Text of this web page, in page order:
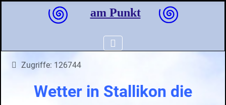
am Punkt
Zugriffe: 126744
Wetter in Stallikon die